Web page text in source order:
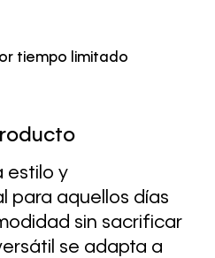
tiempo limitado
estilo y
para aquellos días
sin sacrificar
se adapta a